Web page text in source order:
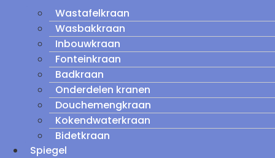
Wastafelkraan
Wasbakkraan
Inbouwkraan
Fonteinkraan
Badkraan
Onderdelen kranen
Douchemengkraan
Kokendwaterkraan
Bidetkraan
Spiegel